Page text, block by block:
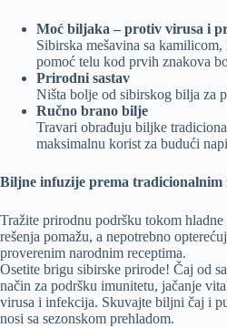
Moć biljaka – protiv virusa i
Sibirska mešavina sa
pomoć telu kod prvih znakova
Prirodni sastav
Ništa bolje od sibirskog bilja za
Ručno brano bilje
Travari obrađuju biljke
maksimalnu korist za budući
Biljne infuzije prema tradicionalnim
Tražite prirodnu podršku tokom hladne
rešenja pomažu, a nepotrebno
proverenim narodnim receptima.
Osetite brigu sibirske prirode! Čaj od
način za podršku imunitetu, jačanje
virusa i infekcija. Skuvajte biljni čaj i
nosi sa sezonskom prehladom.